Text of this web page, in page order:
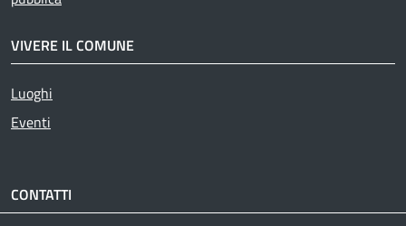
VIVERE IL COMUNE
Luoghi
Eventi
CONTATTI